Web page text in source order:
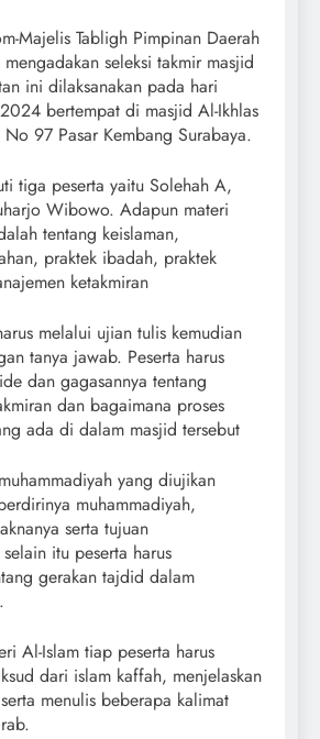
Majelis Tabligh Pimpinan Daerah
seleksi takmir masjid
ini dilaksanakan pada hari
bertempat di masjid Al-Ikhlas
97 Pasar Kembang Surabaya.
tiga peserta yaitu Solehah A,
Wibowo. Adapun materi
tentang keislaman,
praktek ibadah, praktek
ketakmiran
melalui ujian tulis kemudian
tanya jawab. Peserta harus
dan gagasannya tentang
dan bagaimana proses
ada di dalam masjid tersebut
yang diujikan
muhammadiyah,
serta tujuan
itu peserta harus
gerakan tajdid dalam
Al-Islam tiap peserta harus
dari islam kaffah, menjelaskan
menulis beberapa kalimat